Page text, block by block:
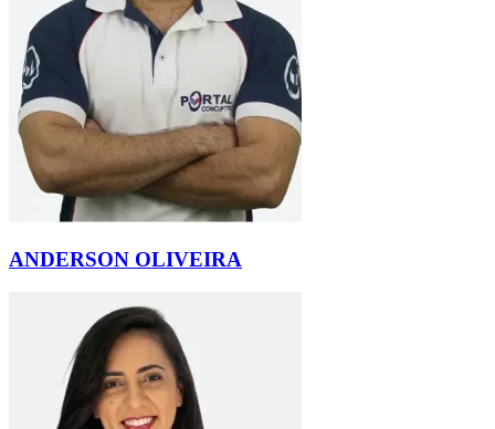
ANDERSON OLIVEIRA